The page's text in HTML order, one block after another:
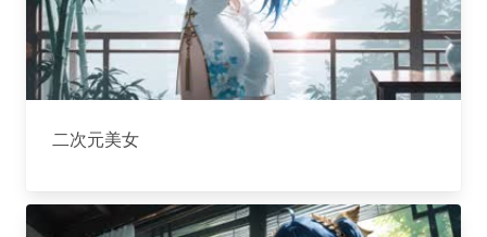
二次元美女